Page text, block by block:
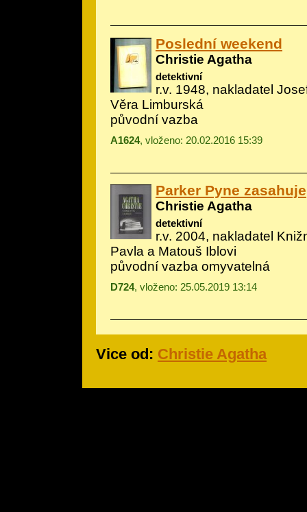
Poslední weekend
Christie Agatha
detektivní
r.v. 1948, nakladatel
Věra Limburská
původní vazba
A1624, vloženo: 20.02.2016 15:39
Parker Pyne zasahuje
Christie Agatha
detektivní
r.v. 2004, nakladatel
Pavla a Matouš Iblovi
původní vazba omyvatelná
D724, vloženo: 25.05.2019 13:14
Vice od: Christie Agatha